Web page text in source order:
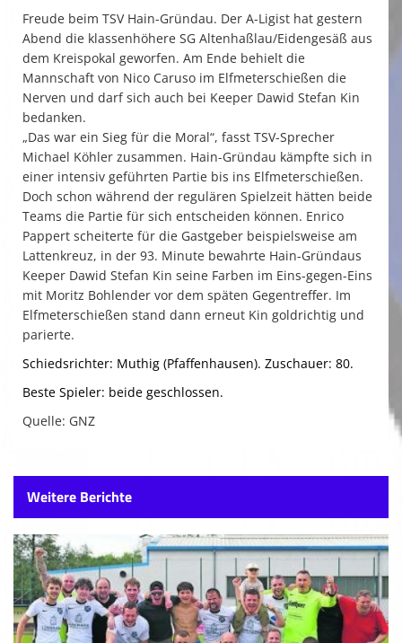
Freude beim TSV Hain-Gründau. Der A-Ligist hat gestern
Abend die klassenhöhere SG Altenhaßlau/Eidengesäß aus
dem Kreispokal geworfen. Am Ende behielt die
Mannschaft von Nico Caruso im Elfmeterschießen die
Nerven und darf sich auch bei Keeper Dawid Stefan Kin
bedanken.
„Das war ein Sieg für die Moral“, fasst TSV-Sprecher
Michael Köhler zusammen. Hain-Gründau kämpfte sich in
einer intensiv geführten Partie bis ins Elfmeterschießen.
Doch schon während der regulären Spielzeit hätten beide
Teams die Partie für sich entscheiden können. Enrico
Pappert scheiterte für die Gastgeber beispielsweise am
Lattenkreuz, in der 93. Minute bewahrte Hain-Gründaus
Keeper Dawid Stefan Kin seine Farben im Eins-gegen-Eins
mit Moritz Bohlender vor dem späten Gegentreffer. Im
Elfmeterschießen stand dann erneut Kin goldrichtig und
parierte.
Schiedsrichter: Muthig (Pfaffenhausen). Zuschauer: 80.
Beste Spieler: beide geschlossen.
Quelle: GNZ
Weitere Berichte